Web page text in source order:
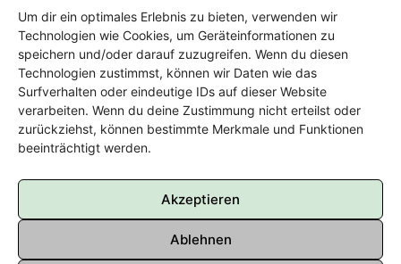
Um dir ein optimales Erlebnis zu bieten, verwenden wir
Technologien wie Cookies, um Geräteinformationen zu
speichern und/oder darauf zuzugreifen. Wenn du diesen
Technologien zustimmst, können wir Daten wie das
Surfverhalten oder eindeutige IDs auf dieser Website
verarbeiten. Wenn du deine Zustimmung nicht erteilst oder
zurückziehst, können bestimmte Merkmale und Funktionen
beeinträchtigt werden.
Akzeptieren
Ablehnen
Offene Jugendarbeit - Easthouse
Tel:
09131–302259
E-Mail:oja@treffpunkt-roethelheimpark.de